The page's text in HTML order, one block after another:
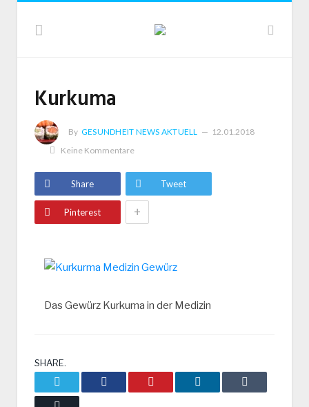
Kurkuma
By GESUNDHEIT NEWS AKTUELL
12.01.2018
Keine Kommentare
Share Tweet
Pinterest +
Das Gewürz Kurkuma in der Medizin
SHARE.
Facebook